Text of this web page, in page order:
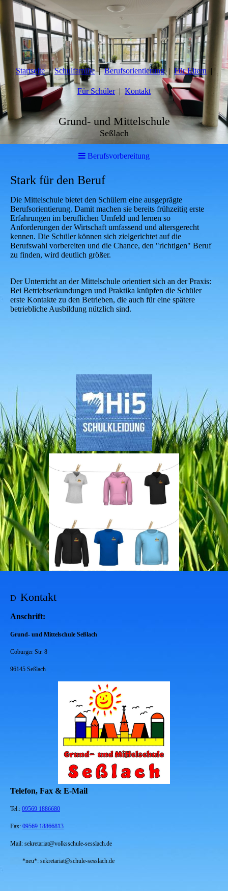
Startseite Schulfamilie Berufsorientierung Für Eltern
Für Schüler Kontakt
Grund- und Mittelschule
Seßlach
Berufsvorbereitung
Stark für den Beruf
Die Mittelschule bietet den Schülern eine ausgeprägte
Berufsorientierung. Damit machen sie bereits frühzeitig erste
Erfahrungen im beruflichen Umfeld und lernen so
Anforderungen der Wirtschaft umfassend und altersgerecht
kennen. Die Schüler können sich zielgerichtet auf die
Berufswahl vorbereiten und die Chance, den "richtigen" Beruf
zu finden, wird deutlich größer.
Der Unterricht an der Mittelschule orientiert sich an der Praxis:
Bei Betriebserkundungen und Praktika knüpfen die Schüler
erste Kontakte zu den Betrieben, die auch für eine spätere
betriebliche Ausbildung nützlich sind.
D Kontakt
Anschrift:
Grund- und Mittelschule Seßlach
Coburger Str. 8
96145 Seßlach
Telefon, Fax & E-Mail
Tel.: 09569 1886680
Fax: 09569 18866813
Mail: sekretariat@volksschule-sesslach.de
*neu*: sekretariat@schule-sesslach.de